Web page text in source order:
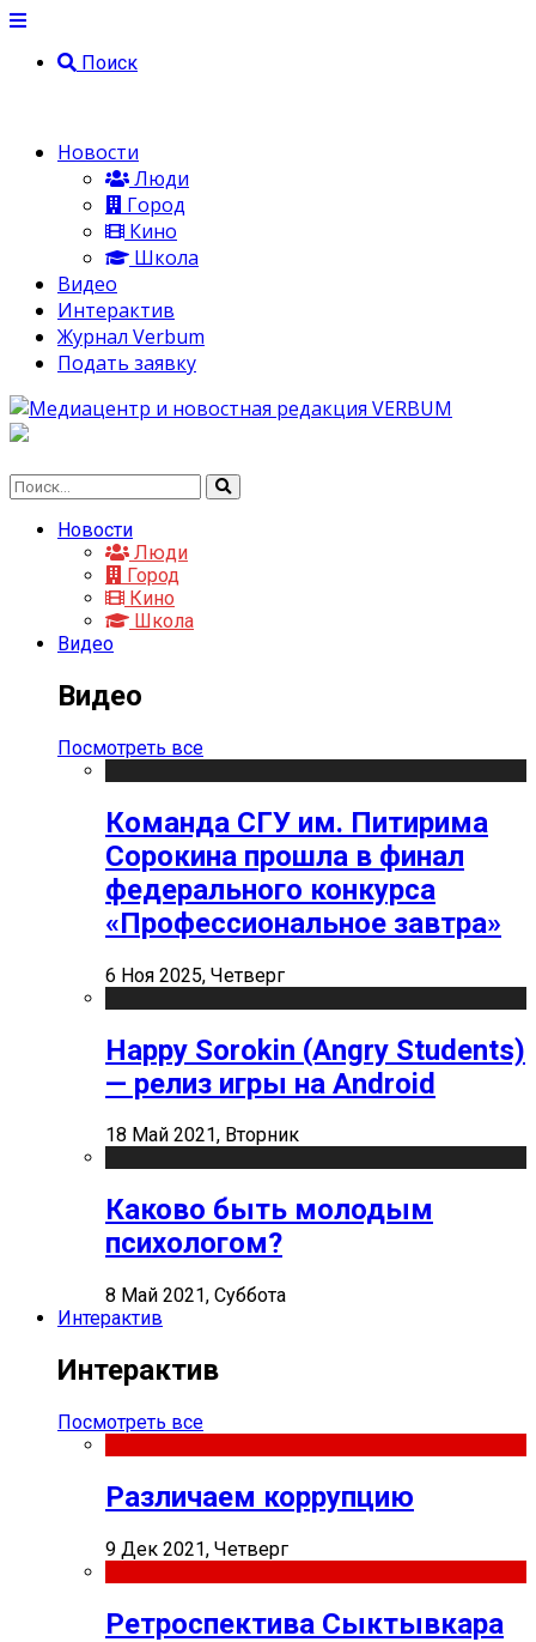
Поиск
Новости
Люди
Город
Кино
Школа
Видео
Интерактив
Журнал Verbum
Подать заявку
Новости
Люди
Город
Кино
Школа
Видео
Видео
Посмотреть все
Команда СГУ им. Питирима
Сорокина прошла в финал
федерального конкурса
«Профессиональное завтра»
6 Ноя 2025, Четверг
Happy Sorokin (Angry Students)
— релиз игры на Android
18 Май 2021, Вторник
Каково быть молодым
психологом?
8 Май 2021, Суббота
Интерактив
Интерактив
Посмотреть все
Различаем коррупцию
9 Дек 2021, Четверг
Ретроспектива Сыктывкара